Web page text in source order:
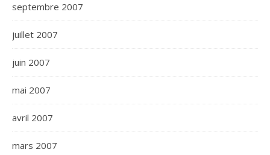
septembre 2007
juillet 2007
juin 2007
mai 2007
avril 2007
mars 2007